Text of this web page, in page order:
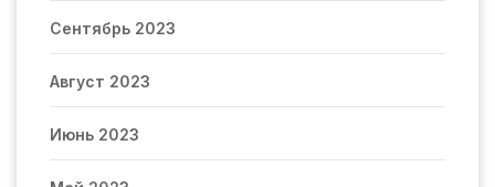
Сентябрь 2023
Август 2023
Июнь 2023